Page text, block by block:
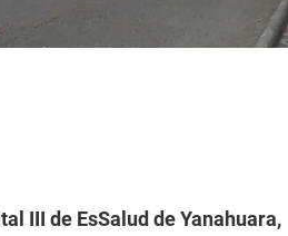
III de EsSalud de Yanahuara,